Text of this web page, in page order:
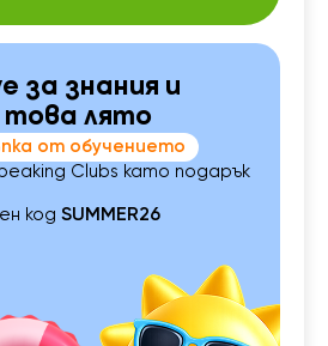
за знания и
това лято
от обучението
Clubs като подарък
код SUMMER26